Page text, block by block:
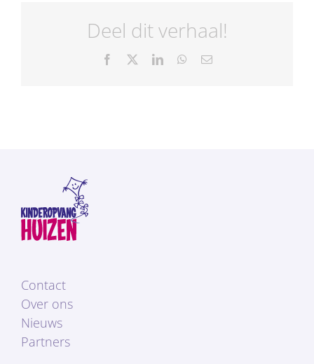
Deel dit verhaal!
Facebook LinkedInWhatsApp
E-
Contact
Over ons
Nieuws
Partners